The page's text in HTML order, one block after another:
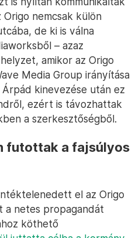
nemcsak külön
de ki is válna
– azaz
amikor az Origo
Media Group irányítása
kinevezése után ez
ezért is távozhattak
a szerkesztőségből.
futottak a fajsúlyos
el az Origo
netes propagandát
köthető